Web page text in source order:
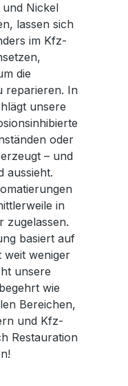
Nickel
lassen sich
im Kfz-
die
reparieren. In
unsere
oder
– und
aussieht.
in
zugelassen.
basiert auf
weit weniger
unsere
wie
Bereichen,
und Kfz-
Restauration